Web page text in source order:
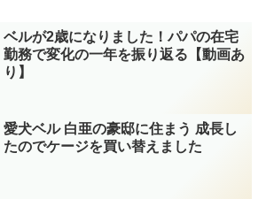
ベルが2歳になりました！パパの在宅
勤務で変化の一年を振り返る【動画あ
り】
愛犬ベル 白亜の豪邸に住まう 成長し
たのでケージを買い替えました